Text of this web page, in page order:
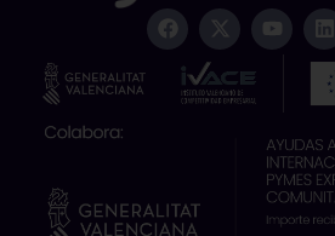
F
a
c
X
-
t
w
i
Y
o
u
e
L
i
n
k
e
i
n